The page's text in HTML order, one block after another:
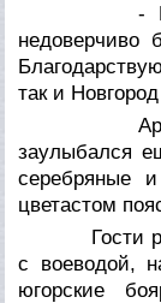
- Ну-ну,
недоверчиво
так и
Арнас
заулыбался
серебряные
цветастом
Гости
с воеводой,
югорские